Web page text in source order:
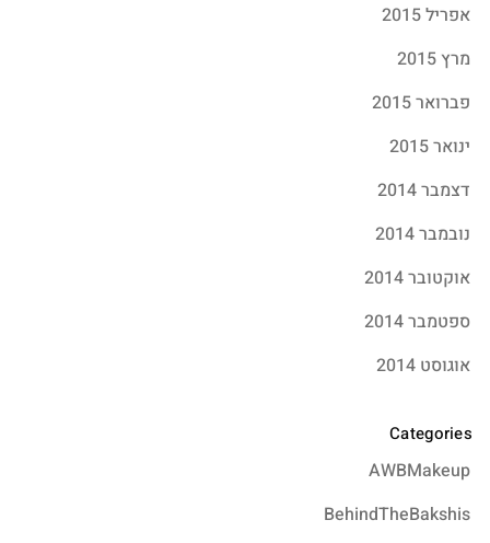
אפריל 2015
מרץ 2015
פברואר 2015
ינואר 2015
דצמבר 2014
נובמבר 2014
אוקטובר 2014
ספטמבר 2014
אוגוסט 2014
Categories
AWBMakeup
BehindTheBakshis